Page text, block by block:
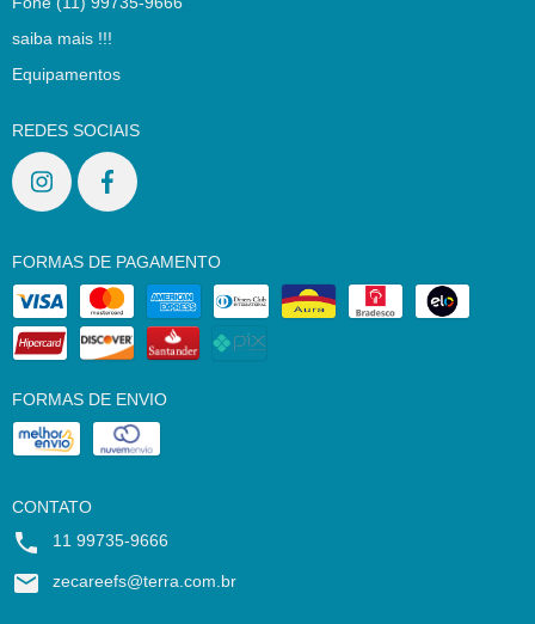
saiba mais !!!
Equipamentos
REDES SOCIAIS
FORMAS DE PAGAMENTO
FORMAS DE ENVIO
CONTATO
11 99735-9666
zecareefs@terra.com.br